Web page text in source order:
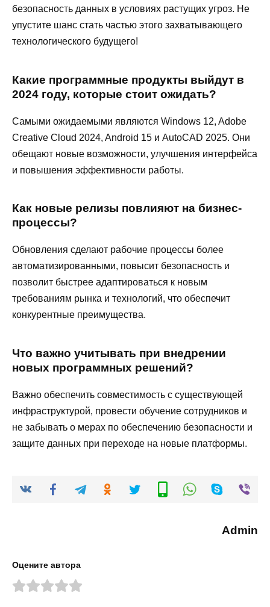
безопасность данных в условиях растущих угроз. Не
упустите шанс стать частью этого захватывающего
технологического будущего!
Какие программные продукты выйдут в
2024 году, которые стоит ожидать?
Самыми ожидаемыми являются Windows 12, Adobe
Creative Cloud 2024, Android 15 и AutoCAD 2025. Они
обещают новые возможности, улучшения интерфейса
и повышения эффективности работы.
Как новые релизы повлияют на бизнес-
процессы?
Обновления сделают рабочие процессы более
автоматизированными, повысит безопасность и
позволит быстрее адаптироваться к новым
требованиям рынка и технологий, что обеспечит
конкурентные преимущества.
Что важно учитывать при внедрении
новых программных решений?
Важно обеспечить совместимость с существующей
инфраструктурой, провести обучение сотрудников и
не забывать о мерах по обеспечению безопасности и
защите данных при переходе на новые платформы.
Admin
Оцените автора